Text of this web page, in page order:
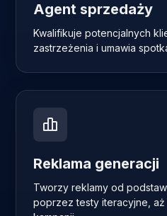
Agent sprzedaży
Kwalifikuje potencjalnych
zastrzeżenia i umawia
Reklama generacji
Tworzy reklamy od
poprzez testy iteracyjne,